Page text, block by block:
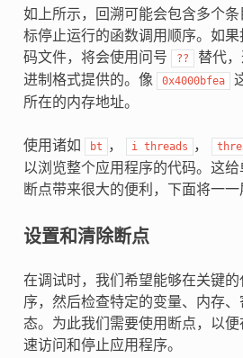
如上所示，回溯可能会包含多个条
标停止运行的函数调用顺序。如
码文件，将会使用问号
??
替代
进制格式提供的。像
0x4000bfea
所在的内存地址。
使用诸如 bt ， i threads ，
以浏览整个应用程序的代码。这
断点带来很大的便利，下面将一一
设置和清除断点
在调试时，我们希望能够在关键
序，然后检查特定的变量、内存
态。为此我们需要使用断点，以
速访问和停止应用程序。